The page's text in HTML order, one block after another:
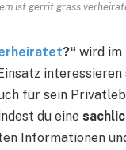
ist gerrit grass
?“ wird im
für sein
du eine
Informationen